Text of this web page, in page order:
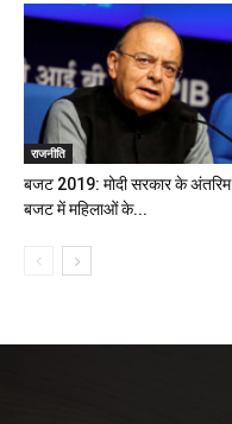
राजनीति
बजट 2019: मोदी सरकार के अंतरिम
बजट में महिलाओं के...